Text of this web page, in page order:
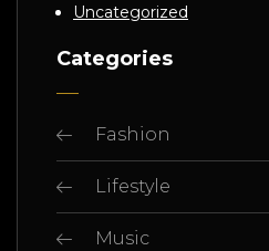
Uncategorized
Categories
Fashion
Lifestyle
Music